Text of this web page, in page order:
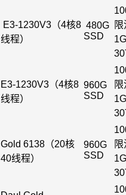
E3-1230V3（4核8
线程）
480G
SSD
E3-1230V3（4核8
线程）
960G
SSD
Gold 6138（20核
40线程）
960G
SSD